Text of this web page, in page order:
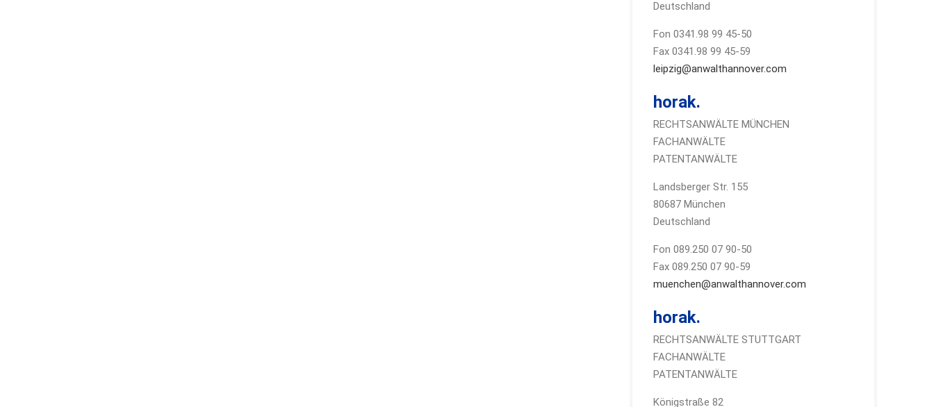
Deutschland
Fon 0341.98 99 45-50
Fax 0341.98 99 45-59
leipzig@anwalthannover.com
horak.
RECHTSANWÄLTE MÜNCHEN
FACHANWÄLTE
PATENTANWÄLTE
Landsberger Str. 155
80687 München
Deutschland
Fon 089.250 07 90-50
Fax 089.250 07 90-59
muenchen@anwalthannover.com
horak.
RECHTSANWÄLTE STUTTGART
FACHANWÄLTE
PATENTANWÄLTE
Königstraße 82